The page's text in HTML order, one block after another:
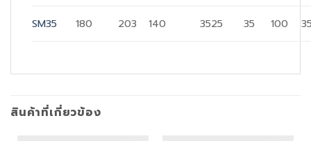
SM35 180 203 140 3525 35 100
สินค้าที่เกี่ยวข้อง